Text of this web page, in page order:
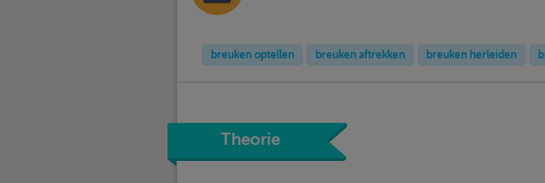
breuken optellen breuken aftrekken breuken herleiden
Theorie